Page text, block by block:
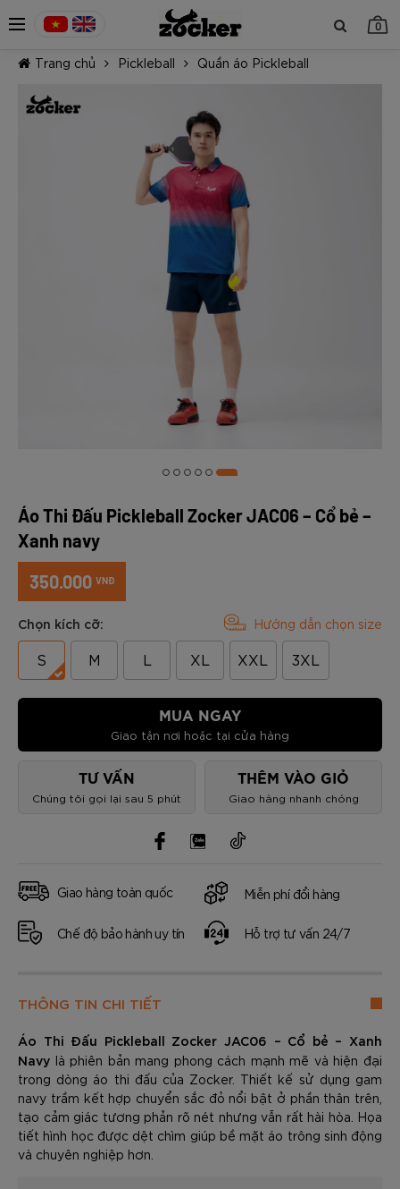
0
TIẾP TỤC MUA HÀNG
Trang chủ Pickleball Quần áo Pickleball
Áo Thi Đấu Pickleball Zocker JAC06 – Cổ bẻ –
Xanh navy
350.000 VNĐ
Chọn kích cỡ: Hướng dẫn chọn size
S M L XL XXL 3XL
MUA NGAY
Giao tận nơi hoặc tại cửa hàng
TƯ VẤN
Chúng tôi gọi lại sau 5 phút
THÊM VÀO GIỎ
Giao hàng nhanh chóng
Giao hàng toàn quốc Miễn phí đổi hàng
Chế độ bảo hành uy tín Hỗ trợ tư vấn 24/7
THÔNG TIN CHI TIẾT
Áo Thi Đấu Pickleball Zocker JAC06 – Cổ bẻ – Xanh
Navy là phiên bản mang phong cách mạnh mẽ và hiện đại
trong dòng áo thi đấu của Zocker. Thiết kế sử dụng gam
navy trầm kết hợp chuyển sắc đỏ nổi bật ở phần thân trên,
tạo cảm giác tương phản rõ nét nhưng vẫn rất hài hòa. Họa
tiết hình học được dệt chìm giúp bề mặt áo trông sinh động
và chuyên nghiệp hơn.